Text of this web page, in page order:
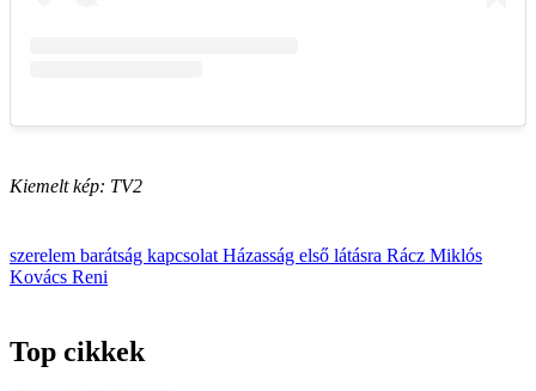
Kiemelt kép: TV2
szerelem barátság kapcsolat Házasság első látásra Rácz Miklós
Kovács Reni
Top cikkek